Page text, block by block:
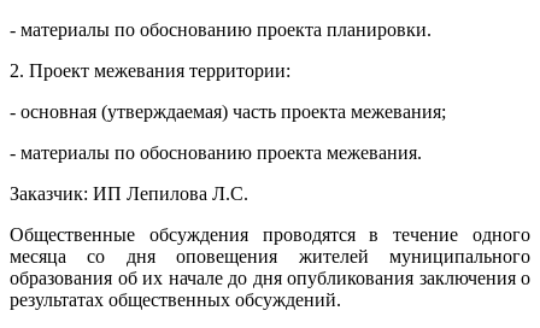
- материалы по обоснованию проекта планировки.
2. Проект межевания территории:
- основная (утверждаемая) часть проекта межевания;
- материалы по обоснованию проекта межевания.
Заказчик: ИП Лепилова Л.С.
Общественные обсуждения проводятся в течение одного
месяца со дня оповещения жителей муниципального
образования об их начале до дня опубликования заключения о
результатах общественных обсуждений.